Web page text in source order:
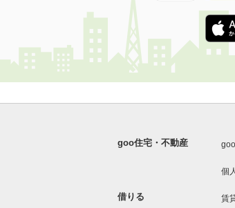
goo住宅・不動産
個
借りる 賃